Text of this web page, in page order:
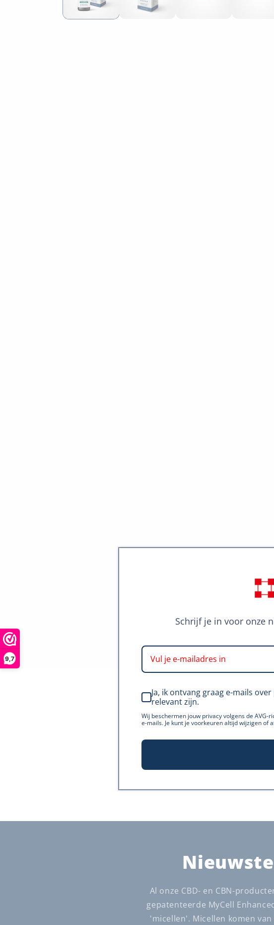
9,7
Nieuwste
Al onze CBD- en CBN-
gepatenteerde MyCell
'micellen'. Micellen komen
Schrijf je in voor onze
Ja, ik ontvang graag e-mails
relevant zijn.
Wij beschermen jouw privacy volgens de AVG-
e-mails. Je kunt je voorkeuren altijd wijzigen of